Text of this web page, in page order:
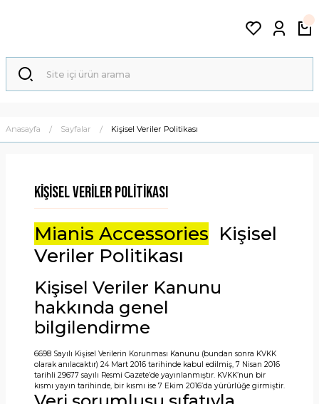
Anasayfa Sayfalar Kişisel Veriler Politikası
Kişisel Veriler Politikası
Mianis Accessories Kişisel
Veriler Politikası
Kişisel Veriler Kanunu
hakkında genel
bilgilendirme
6698 Sayılı Kişisel Verilerin Korunması Kanunu (bundan sonra KVKK
olarak anılacaktır) 24 Mart 2016 tarihinde kabul edilmiş, 7 Nisan 2016
tarihli 29677 sayılı Resmi Gazete’de yayınlanmıştır. KVKK’nun bir
kısmı yayın tarihinde, bir kısmı ise 7 Ekim 2016’da yürürlüğe girmiştir.